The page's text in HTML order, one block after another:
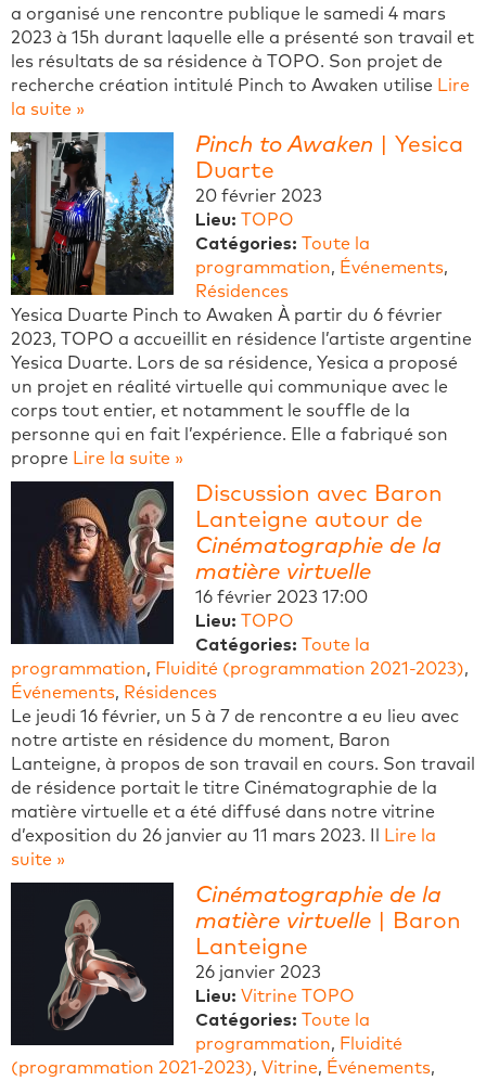
a organisé une rencontre publique le samedi 4 mars
2023 à 15h durant laquelle elle a présenté son travail et
les résultats de sa résidence à TOPO. Son projet de
recherche création intitulé Pinch to Awaken utilise Lire
la suite »
Pinch to Awaken | Yesica
Duarte
20 février 2023
Lieu: TOPO
Catégories: Toute la
programmation, Événements,
Résidences
Yesica Duarte Pinch to Awaken À partir du 6 février
2023, TOPO a accueillit en résidence l’artiste argentine
Yesica Duarte. Lors de sa résidence, Yesica a proposé
un projet en réalité virtuelle qui communique avec le
corps tout entier, et notamment le souffle de la
personne qui en fait l’expérience. Elle a fabriqué son
propre Lire la suite »
Discussion avec Baron
Lanteigne autour de
Cinématographie de la
matière virtuelle
16 février 2023 17:00
Lieu: TOPO
Catégories: Toute la
programmation, Fluidité (programmation 2021-2023),
Événements, Résidences
Le jeudi 16 février, un 5 à 7 de rencontre a eu lieu avec
notre artiste en résidence du moment, Baron
Lanteigne, à propos de son travail en cours. Son travail
de résidence portait le titre Cinématographie de la
matière virtuelle et a été diffusé dans notre vitrine
d’exposition du 26 janvier au 11 mars 2023. Il
Lire la
suite »
Cinématographie de la
matière virtuelle | Baron
Lanteigne
26 janvier 2023
Lieu: Vitrine TOPO
Catégories: Toute la
programmation, Fluidité
(programmation 2021-2023), Vitrine, Événements,